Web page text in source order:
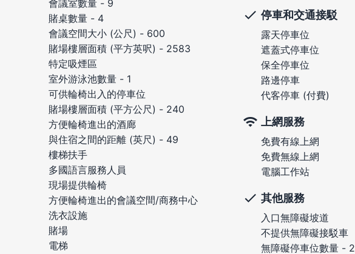
會議室數量 - 9
賭桌數量 - 4
會議空間大小 (公尺) - 600
賭場樓層面積 (平方英呎) - 2583
特定吸煙區
室外游泳池數量 - 1
可供輪椅出入的停車位
賭場樓層面積 (平方公尺) - 240
方便輪椅進出的酒廊
與住宿之間的距離 (英尺) - 49
樓梯扶手
多國語言服務人員
現場提供輪椅
方便輪椅進出的會議空間/商務中心
洗衣設施
賭場
電梯
停車和交通接駁
露天停車位
遮蓋式停車位
保全停車位
路邊停車
代客停車 (付費)
上網服務
免費有線上網
免費無線上網
電腦工作站
其他服務
入口無障礙坡道
不提供無障礙接駁車
無障礙停車位數量 - 2